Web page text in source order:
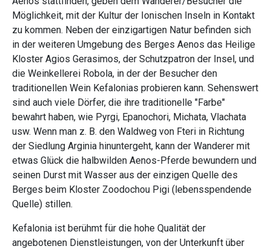
Möglichkeit, mit der Kultur der Ionischen Inseln in Kontakt
zu kommen. Neben der einzigartigen Natur befinden sich
in der weiteren Umgebung des Berges Aenos das Heilige
Kloster Agios Gerasimos, der Schutzpatron der Insel, und
die Weinkellerei Robola, in der der Besucher den
traditionellen Wein Kefalonias probieren kann. Sehenswert
sind auch viele Dörfer, die ihre traditionelle "Farbe"
bewahrt haben, wie Pyrgi, Epanochori, Michata, Vlachata
usw. Wenn man z. B. den Waldweg von Fteri in Richtung
der Siedlung Arginia hinuntergeht, kann der Wanderer mit
etwas Glück die halbwilden Aenos-Pferde bewundern und
seinen Durst mit Wasser aus der einzigen Quelle des
Berges beim Kloster Zoodochou Pigi (lebensspendende
Quelle) stillen.
Kefalonia ist berühmt für die hohe Qualität der
angebotenen Dienstleistungen, von der Unterkunft über